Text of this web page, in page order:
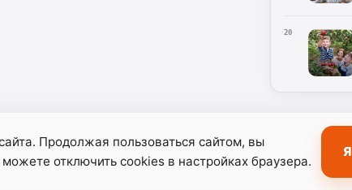
20
Продолжая пользоваться сайтом, вы
отключить cookies в настройках браузера.